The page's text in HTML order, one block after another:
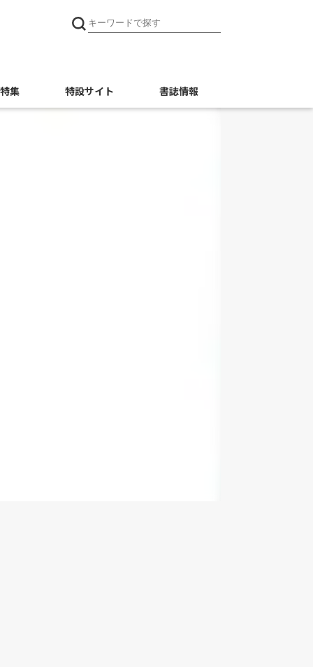
特集 特設サイト 書誌情報